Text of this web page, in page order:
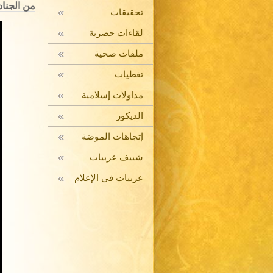
تحقيقات
لقاءات حصرية
ملفات صحية
تغطيات
مداولات إسلامية
الديكور
إتجاهات الموضة
شييف عربيات
عربيات في الإعلام
من